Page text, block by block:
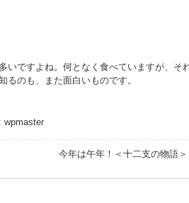
いですよね。何となく食べていますが、そ
のも、また面白いものです。
wpmaster
今年は午年！＜十二支の物語＞